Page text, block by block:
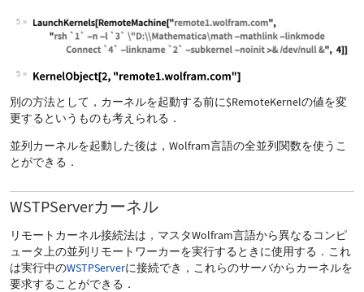
5
5
別の方法として，カーネルを起動する前に$RemoteKernelの値を変
更するというものも考えられる．
並列カーネルを起動した後は，Wolfram言語の全並列関数を使うこ
とができる．
WSTPServerカーネル
リモートカーネル接続法は，マスタWolfram言語から異なるコンピ
ュータ上の並列リモートワーカーを実行するときに使用する．これ
は実行中のWSTPServerに接続でき，これらのサーバからカーネルを
要求することができる．